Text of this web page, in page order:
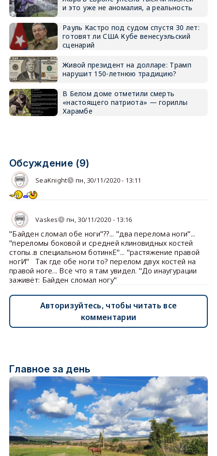
и это уже не аномалия, а реальность
Рауль Кастро под судом спустя 30 лет:
готовят ли США Кубе венесуэльский
сценарий
Живой президент на долларе: Трамп
нарушит 150-летнюю традицию?
В Белом доме отметили смерть
«настоящего патриота» — гориллы
Харамбе
Обсуждение (9)
SeaKnight пн, 30/11/2020 - 13:11
Vaskes пн, 30/11/2020 - 13:16
"Байден сломал обе ноги"??... "два перелома ноги"...
"переломы боковой и средней клиновидных костей
стопы..в специальном ботинкЕ"... "растяжение правой
ногИ" Так где обе ноги то? перелом двух костей на
правой ноге... Всё что я там увидел. "До инаугурации
заживёт: Байден сломал ногу"
Авторизуйтесь, чтобы читать все
комментарии
Главное за день